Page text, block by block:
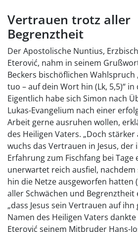
Vertrauen trotz aller
Begrenztheit
Der Apostolische Nuntius,
Eterović, nahm in seinem
Beckers bischöflichen
tuo – auf dein Wort hin (Lk, 5,5)“ in
Eigentlich habe sich Simon nach
Lukas-Evangelium nach einer
Arbeit gerne ausruhen wollen,
des Heiligen Vaters. „Doch
wuchs das Vertrauen in Jesus, der
Erfahrung zum Fischfang bei
unerwartet reich ausfiel, nachdem
hin die Netze ausgeworfen hatten
aller Schwächen und Begrenztheit
„dass Jesus sein Vertrauen auf ihn
Namen des Heiligen Vaters
Eterović seinem Mitbruder Hans-